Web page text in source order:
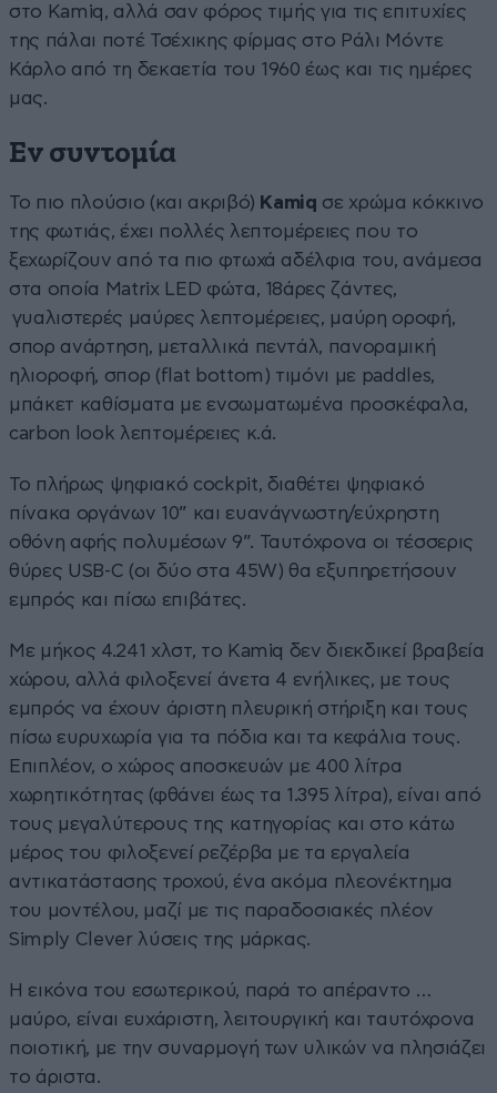
στο Kamiq, αλλά σαν φόρος τιμής για τις επιτυχίες
της πάλαι ποτέ Τσέχικης φίρμας στο Ράλι Μόντε
Κάρλο από τη δεκαετία του 1960 έως και τις ημέρες
μας.
Εν συντομία
Το πιο πλούσιο (και ακριβό) Kamiq σε χρώμα κόκκινο
της φωτιάς, έχει πολλές λεπτομέρειες που το
ξεχωρίζουν από τα πιο φτωχά αδέλφια του, ανάμεσα
στα οποία Matrix LED φώτα, 18άρες ζάντες,
γυαλιστερές μαύρες λεπτομέρειες, μαύρη οροφή,
σπορ ανάρτηση, μεταλλικά πεντάλ, πανοραμική
ηλιοροφή, σπορ (flat bottom) τιμόνι με paddles,
μπάκετ καθίσματα με ενσωματωμένα προσκέφαλα,
carbon look λεπτομέρειες κ.ά.
Το πλήρως ψηφιακό cockpit, διαθέτει ψηφιακό
πίνακα οργάνων 10” και ευανάγνωστη/εύχρηστη
οθόνη αφής πολυμέσων 9”. Ταυτόχρονα οι τέσσερις
θύρες USB-C (οι δύο στα 45W) θα εξυπηρετήσουν
εμπρός και πίσω επιβάτες.
Με μήκος 4.241 χλστ, το Kamiq δεν διεκδικεί βραβεία
χώρου, αλλά φιλοξενεί άνετα 4 ενήλικες, με τους
εμπρός να έχουν άριστη πλευρική στήριξη και τους
πίσω ευρυχωρία για τα πόδια και τα κεφάλια τους.
Επιπλέον, ο χώρος αποσκευών με 400 λίτρα
χωρητικότητας (φθάνει έως τα 1.395 λίτρα), είναι από
τους μεγαλύτερους της κατηγορίας και στο κάτω
μέρος του φιλοξενεί ρεζέρβα με τα εργαλεία
αντικατάστασης τροχού, ένα ακόμα πλεονέκτημα
του μοντέλου, μαζί με τις παραδοσιακές πλέον
Simply Clever λύσεις της μάρκας.
Η εικόνα του εσωτερικού, παρά το απέραντο …
μαύρο, είναι ευχάριστη, λειτουργική και ταυτόχρονα
ποιοτική, με την συναρμογή των υλικών να πλησιάζει
το άριστα.